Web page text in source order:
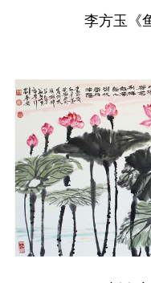
李方玉《鱼